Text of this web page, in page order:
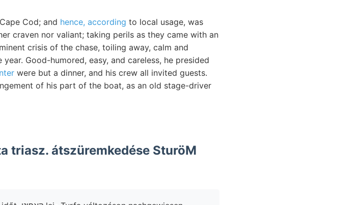
Cod; and hence, according to local usage, was
craven nor valiant; taking perils as they came with an
crisis of the chase, toiling away, calm and
Good-humored, easy, and careless, he presided
were but a dinner, and his crew all invited guests.
of his part of the boat, as an old stage-driver
triasz. átszüremkedése SturöM